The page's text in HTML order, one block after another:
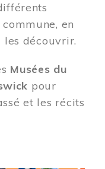
en
découvrir.
Musées du
pour
et les récits